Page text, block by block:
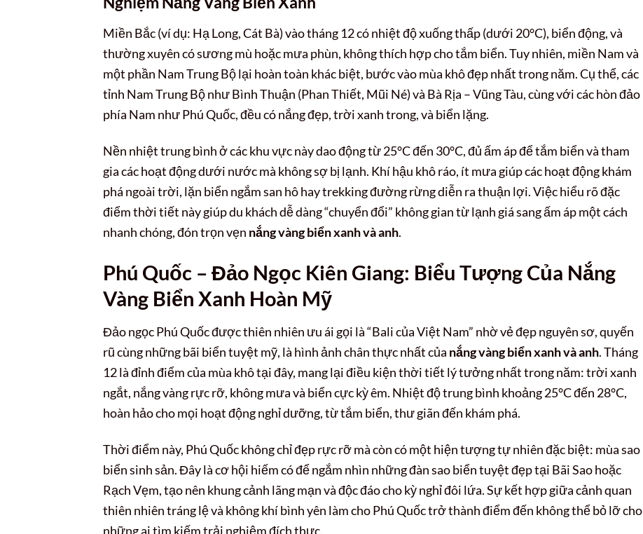
Miền Bắc (ví dụ: Hạ Long, Cát Bà) vào tháng 12 có nhiệt độ xuống thấp (dưới 20°C), biển động, và
thường xuyên có sương mù hoặc mưa phùn, không thích hợp cho tắm biển. Tuy nhiên, miền Nam và
một phần Nam Trung Bộ lại hoàn toàn khác biệt, bước vào mùa khô đẹp nhất trong năm. Cụ thể, các
tỉnh Nam Trung Bộ như Bình Thuận (Phan Thiết, Mũi Né) và Bà Rịa – Vũng Tàu, cùng với các hòn đảo
phía Nam như Phú Quốc, đều có nắng đẹp, trời xanh trong, và biển lặng.
Nền nhiệt trung bình ở các khu vực này dao động từ 25°C đến 30°C, đủ ấm áp để tắm biển và tham
gia các hoạt động dưới nước mà không sợ bị lạnh. Khí hậu khô ráo, ít mưa giúp các hoạt động khám
phá ngoài trời, lặn biển ngắm san hô hay trekking đường rừng diễn ra thuận lợi. Việc hiểu rõ đặc
điểm thời tiết này giúp du khách dễ dàng “chuyển đổi” không gian từ lạnh giá sang ấm áp một cách
nhanh chóng, đón trọn vẹn nắng vàng biển xanh và anh.
Phú Quốc – Đảo Ngọc Kiên Giang: Biểu Tượng Của Nắng
Vàng Biển Xanh Hoàn Mỹ
Đảo ngọc Phú Quốc được thiên nhiên ưu ái gọi là “Bali của Việt Nam” nhờ vẻ đẹp nguyên sơ, quyến
rũ cùng những bãi biển tuyệt mỹ, là hình ảnh chân thực nhất của nắng vàng biển xanh và anh. Tháng
12 là đỉnh điểm của mùa khô tại đây, mang lại điều kiện thời tiết lý tưởng nhất trong năm: trời xanh
ngắt, nắng vàng rực rỡ, không mưa và biển cực kỳ êm. Nhiệt độ trung bình khoảng 25°C đến 28°C,
hoàn hảo cho mọi hoạt động nghỉ dưỡng, từ tắm biển, thư giãn đến khám phá.
Thời điểm này, Phú Quốc không chỉ đẹp rực rỡ mà còn có một hiện tượng tự nhiên đặc biệt: mùa sao
biển sinh sản. Đây là cơ hội hiếm có để ngắm nhìn những đàn sao biển tuyệt đẹp tại Bãi Sao hoặc
Rạch Vẹm, tạo nên khung cảnh lãng mạn và độc đáo cho kỳ nghỉ đôi lứa. Sự kết hợp giữa cảnh quan
thiên nhiên tráng lệ và không khí bình yên làm cho Phú Quốc trở thành điểm đến không thể bỏ lỡ cho
những ai tìm kiếm trải nghiệm đích thực.